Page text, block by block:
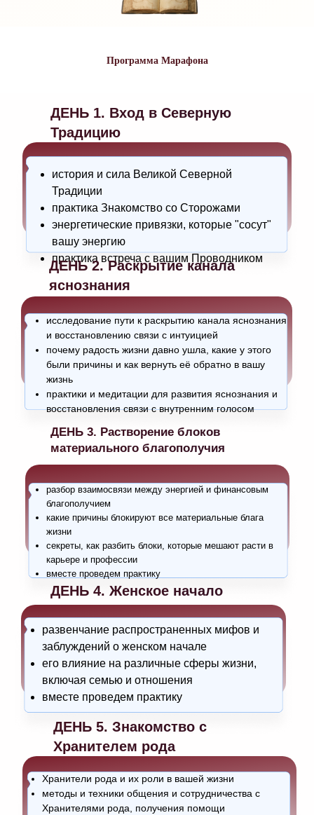
Программа Марафона
ДЕНЬ 1. Вход в Северную
Традицию
история и сила Великой Северной
Традиции
практика Знакомство со Сторожами
энергетические привязки, которые "сосут"
вашу энергию
практика встреча с вашим Проводником
ДЕНЬ 2. Раскрытие канала
яснознания
исследование пути к раскрытию канала яснознания
и восстановлению связи с интуицией
почему радость жизни давно ушла, какие у этого
были причины и как вернуть её обратно в вашу
жизнь
практики и медитации для развития яснознания и
восстановления связи с внутренним голосом
ДЕНЬ 3. Растворение блоков
материального благополучия
разбор взаимосвязи между энергией и финансовым
благополучием
какие причины блокируют все материальные блага
жизни
секреты, как разбить блоки, которые мешают расти в
карьере и профессии
вместе проведем практику
ДЕНЬ 4. Женское начало
развенчание распространенных мифов и
заблуждений о женском начале
его влияние на различные сферы жизни,
включая семью и отношения
вместе проведем практику
ДЕНЬ 5. Знакомство с
Хранителем рода
Хранители рода и их роли в вашей жизни
методы и техники общения и сотрудничества с
Хранителями рода, получения помощи